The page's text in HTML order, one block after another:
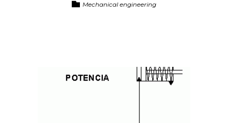
Mechanical engineering